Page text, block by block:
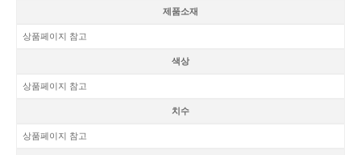
제품소재
상품페이지 참고
색상
상품페이지 참고
치수
상품페이지 참고